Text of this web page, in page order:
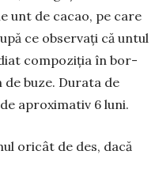
unt de cacao, pe care
ce observați că untul
compoziția în bor­
de buze. Durata de
aproximativ 6 luni.
ori­cât de des, dacă